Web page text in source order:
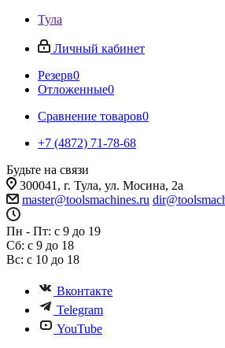
Тула
Личный кабинет
Резерв0
Отложенные0
Сравнение товаров0
+7 (4872) 71-78-68
Будьте на связи
300041, г. Тула, ул. Мосина, 2а
master@toolsmachines.ru
Пн - Пт: с 9 до 19
Сб: с 9 до 18
Вс: с 10 до 18
Вконтакте
Telegram
YouTube